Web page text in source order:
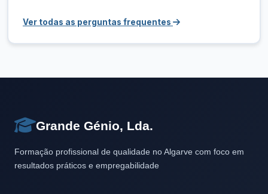
Ver todas as perguntas frequentes
Grande Génio, Lda.
Formação profissional de qualidade no Algarve com foco em
resultados práticos e empregabilidade